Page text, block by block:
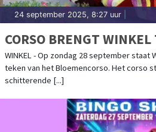
24 september 2025, 8:27 uur
CORSO BRENGT WINKEL
WINKEL - Op zondag 28 september staat
teken van het Bloemencorso. Het corso
schitterende [...]